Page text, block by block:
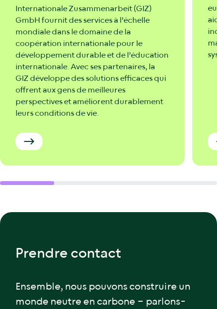
Internationale Zusammenarbeit (GIZ)
GmbH fournit des services à l’échelle
mondiale dans le domaine de la
coopération internationale pour le
développement durable et de l’éducation
internationale. Avec ses partenaires, la
GIZ développe des solutions efficaces qui
offrent aux gens de meilleures
perspectives et améliorent durablement
leurs conditions de vie.
Prendre contact
Ensemble, nous pouvons construire un
monde neutre en carbone – parlons-